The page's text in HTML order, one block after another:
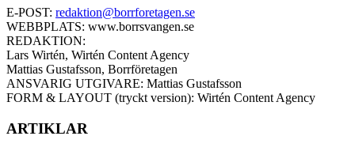
E-POST: redaktion@borrforetagen.se
WEBBPLATS: www.borrsvangen.se
REDAKTION:
Lars Wirtén, Wirtén Content Agency
Mattias Gustafsson, Borrföretagen
ANSVARIG UTGIVARE: Mattias Gustafsson
FORM & LAYOUT (tryckt version): Wirtén Content Agency
ARTIKLAR